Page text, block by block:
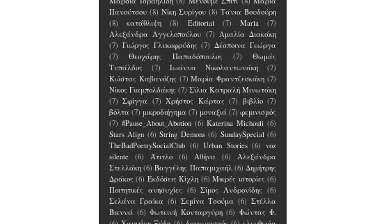
Πανούτσου (8) Νίκη Συρίγου (8) Τάνια Βουδούρη
(8)
κατάθλιψη (8) Editorial (7) Marla
(7)
Αλεξάνδρα Αγγελοπούλου (7) Αμαλία Διακάκη
(7) Γιώργος Γλυκοφρύδης (7) Δέσποινα Γεώργα
(7)
Θεοχάρης Παπαδόπουλος (7)
Θωμάς
Τυπάλδος
(7) Ιωάννα Νικολαντωνάκη
(7)
Κώστας Καβανόζης (7) Μαρία Φραντζεσκάκη (7)
Νίκος Γιαμπολδάκης (7) Σίλια Κατραλή Μινωτάκη
(7) Σφίγγα (7) Χρήστος Κάρτας (7) βιβλίο (7)
βόλτα (7) μικροδιήγημα (7) μοναξιά (7) φεμινισμός
(7) #Pause_About_Abotion (6) Katerina Michouli (6)
Stars Align (6) String Demons (6) SundaySpecial (6)
TheBadPoetrySocialClub (6) Urban Stories (6) voz
silente
(6) Άτιτλο (6) Αθήνα (6)
Αλεξάνδρα
Στελλάκη (6) Βαγγέλης Παπαμιχαήλ (6) Δημήτρης
Δράκος (6) Εκδόσεις Κίχλη (6) Μικρές ιστορίες (6)
Ποιτητικές ανησυχίες (6) Σίμος Ανδρονίδης (6)
Σελάνα Γραίκα (6) Σεμίνα Τσούμα (6) Στέλλα
Βιεννά (6) Φωτεινή Κονταργύρη (6) Φώντας Φ.